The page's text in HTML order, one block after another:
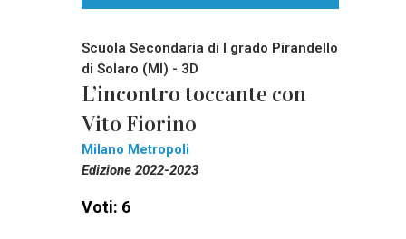
Scuola Secondaria di I grado Pirandello
di Solaro (MI) - 3D
L’incontro toccante con
Vito Fiorino
Milano Metropoli
Edizione 2022-2023
Voti: 6